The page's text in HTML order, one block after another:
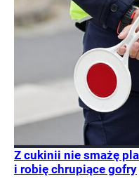
Z cukinii nie smażę
i robię chrupiące gofry